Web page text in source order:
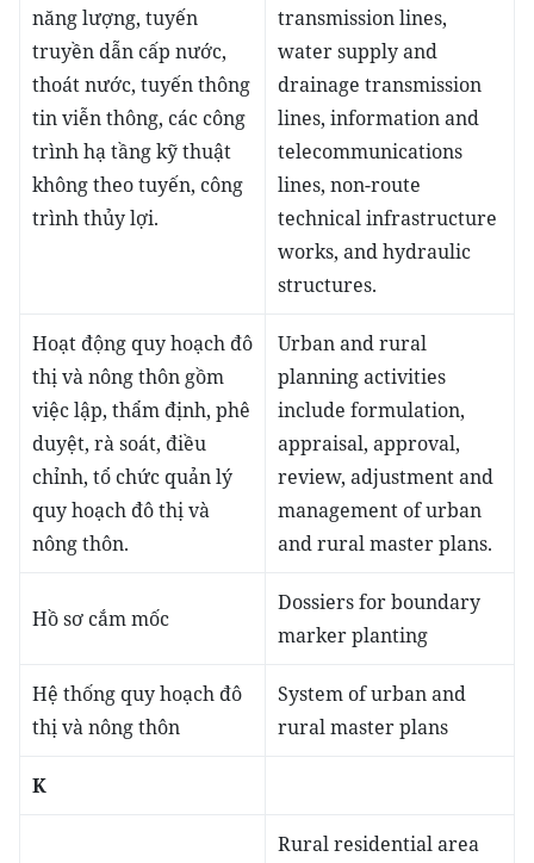
năng lượng, tuyến
truyền dẫn cấp nước,
thoát nước, tuyến thông
tin viễn thông, các công
trình hạ tầng kỹ thuật
không theo tuyến, công
trình thủy lợi.
transmission lines,
water supply and
drainage transmission
lines, information and
telecommunications
lines, non-route
technical infrastructure
works, and hydraulic
structures.
Hoạt động quy hoạch đô
thị và nông thôn gồm
việc lập, thẩm định, phê
duyệt, rà soát, điều
chỉnh, tổ chức quản lý
quy hoạch đô thị và
nông thôn.
Urban and rural
planning activities
include formulation,
appraisal, approval,
review, adjustment and
management of urban
and rural master plans.
Hồ sơ cắm mốc
Dossiers for boundary
marker planting
Hệ thống quy hoạch đô
thị và nông thôn
System of urban and
rural master plans
K
Rural residential area